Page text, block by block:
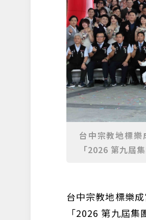
台中宗教地標
「2026 第九屆
台中宗教地標樂
「2026 第九屆